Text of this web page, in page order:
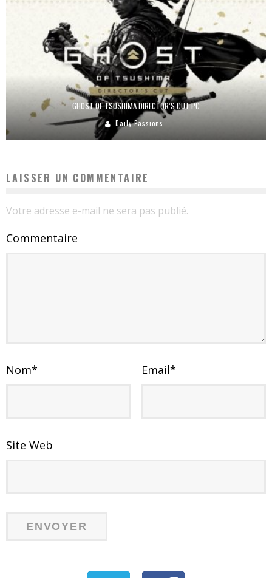
GHOST OF TSUSHIMA DIRECTOR’S CUT PC
Daily Passions
LAISSER UN COMMENTAIRE
Votre adresse e-mail ne sera pas publié.
Commentaire
Nom* Email*
Site Web